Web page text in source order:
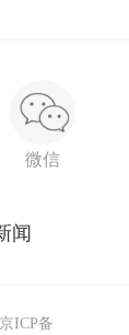
微信
闻
京ICP备